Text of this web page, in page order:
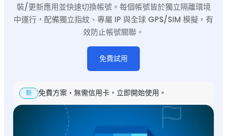
裝/更新應用並快速切換帳號。每個帳號皆於獨立隔離環境
中運行，配備獨立指紋、專屬 IP 與全球 GPS/SIM 模擬，有
效防止帳號關聯。
免費試用
新 免費方案・無需信用卡，立即開始使用。